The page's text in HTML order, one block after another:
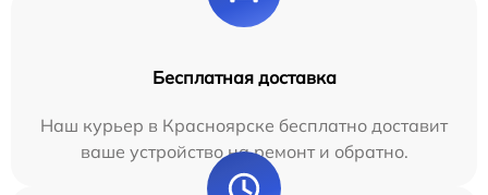
Бесплатная доставка
Наш курьер в Красноярске бесплатно доставит
ваше устройство на ремонт и обратно.